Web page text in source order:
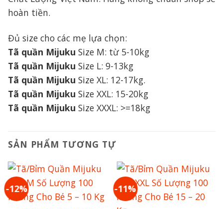
hoàn tiền.
Đủ size cho các mẹ lựa chọn:
Tã quần Mijuku Size M: từ 5-10kg
Tã quần Mijuku Size L: 9-13kg
Tã quần Mijuku Size XL: 12-17kg.
Tã quần Mijuku Size XXL: 15-20kg
Tã quần Mijuku Size XXXL: >=18kg
SẢN PHẨM TƯƠNG TỰ
-12% -11%